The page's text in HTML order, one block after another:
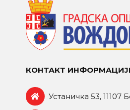
КОНТАКТ
Устаничка 53, 11107